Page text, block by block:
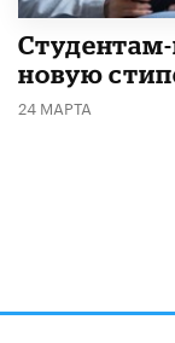
новую
24 МАРТА